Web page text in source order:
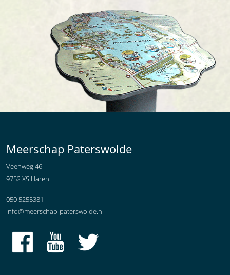
Meerschap Paterswolde
Veenweg 46
9752 XS Haren
050 5255381
info@meerschap-paterswolde.nl